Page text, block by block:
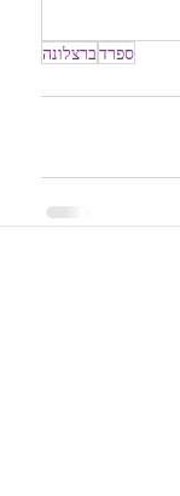
ספרדברצלונה